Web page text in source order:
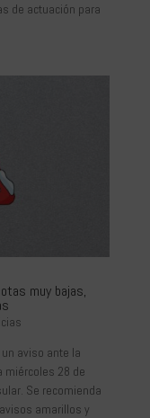
de actuación para
muy bajas,
aviso ante la
miércoles 28 de
Se recomienda
amarillos y